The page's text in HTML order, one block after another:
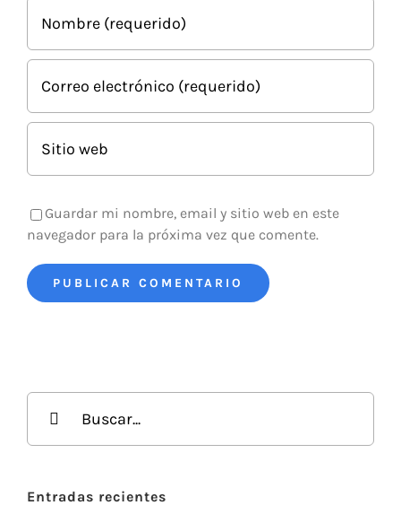
Guardar mi nombre, email y sitio web en este
navegador para la próxima vez que comente.
Buscar:
Entradas recientes